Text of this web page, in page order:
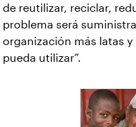
de reutilizar, reciclar,
problema será
organización más latas
pueda utilizar”.